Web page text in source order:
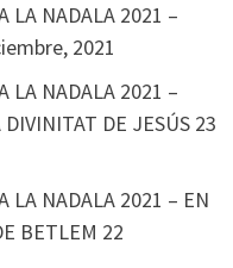
LA NADALA 2021 –
2021
LA NADALA 2021 –
DE JESÚS 23
LA NADALA 2021 – EN
BETLEM 22